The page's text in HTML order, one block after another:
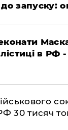
запуску:
в
30 тисяч